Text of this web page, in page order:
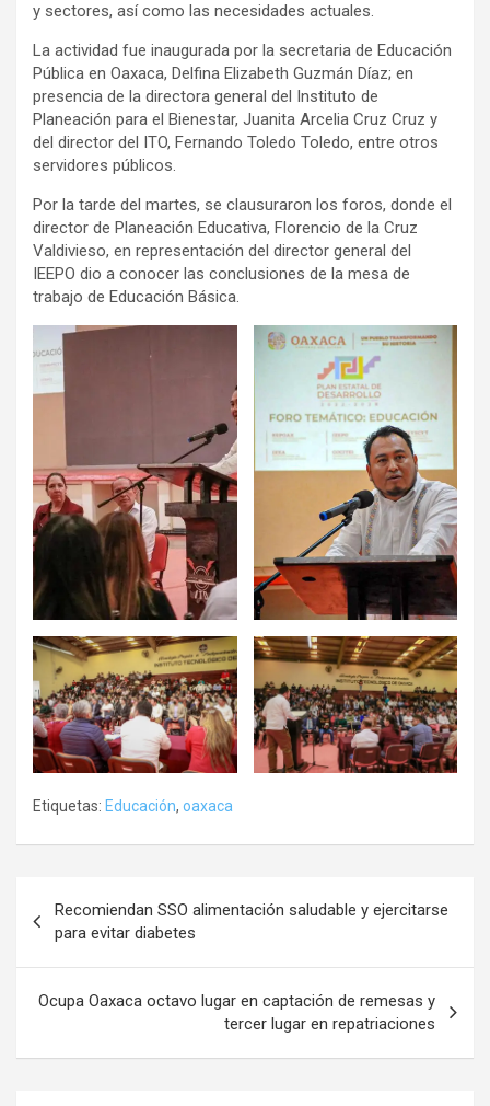
y sectores, así como las necesidades actuales.
La actividad fue inaugurada por la secretaria de Educación
Pública en Oaxaca, Delfina Elizabeth Guzmán Díaz; en
presencia de la directora general del Instituto de
Planeación para el Bienestar, Juanita Arcelia Cruz Cruz y
del director del ITO, Fernando Toledo Toledo, entre otros
servidores públicos.
Por la tarde del martes, se clausuraron los foros, donde el
director de Planeación Educativa, Florencio de la Cruz
Valdivieso, en representación del director general del
IEEPO dio a conocer las conclusiones de la mesa de
trabajo de Educación Básica.
Etiquetas: Educación, oaxaca
de
entradas
Recomiendan SSO alimentación saludable y ejercitarse
para evitar diabetes
Ocupa Oaxaca octavo lugar en captación de remesas y
tercer lugar en repatriaciones